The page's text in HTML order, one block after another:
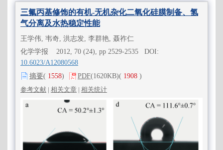
三氟丙基修饰的有机-无机杂化二氧化硅膜制备、氢
气分离及水热稳定性能
王学伟, 韦奇, 洪志发, 李群艳, 聂祚仁
化学学报 2012, 70 (24), pp 2529-2535 DOI:
10.6023/A12080568
摘要( 1558) PDF(1620KB)( 1908 )
参考文献 | 相关文章 | 相关统计